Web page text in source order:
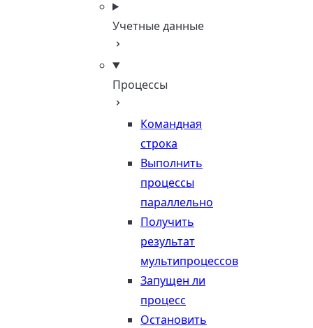
Учетные данные
Процессы
Командная
строка
Выполнить
процессы
параллельно
Получить
результат
мультипроцессов
Запущен ли
процесс
Остановить